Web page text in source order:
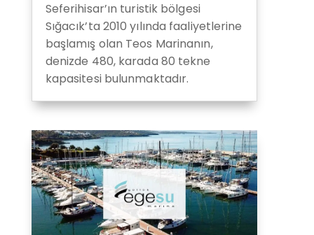
Seferihisar’ın turistik bölgesi
Sığacık’ta 2010 yılında faaliyetlerine
başlamış olan Teos Marinanın,
denizde 480, karada 80 tekne
kapasitesi bulunmaktadır.